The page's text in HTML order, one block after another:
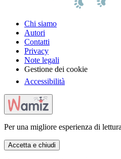
Chi siamo
Autori
Contatti
Privacy
Note legali
Gestione dei cookie
Accessibilità
Per una migliore esperienza di
Accetta e chiudi